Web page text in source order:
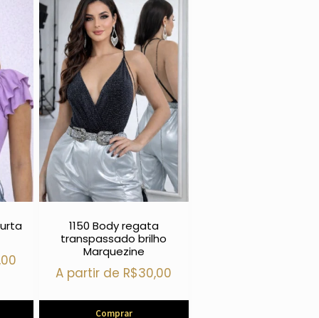
1150 Body regata
transpassado brilho
Marquezine
A partir de R$30,00
Comprar